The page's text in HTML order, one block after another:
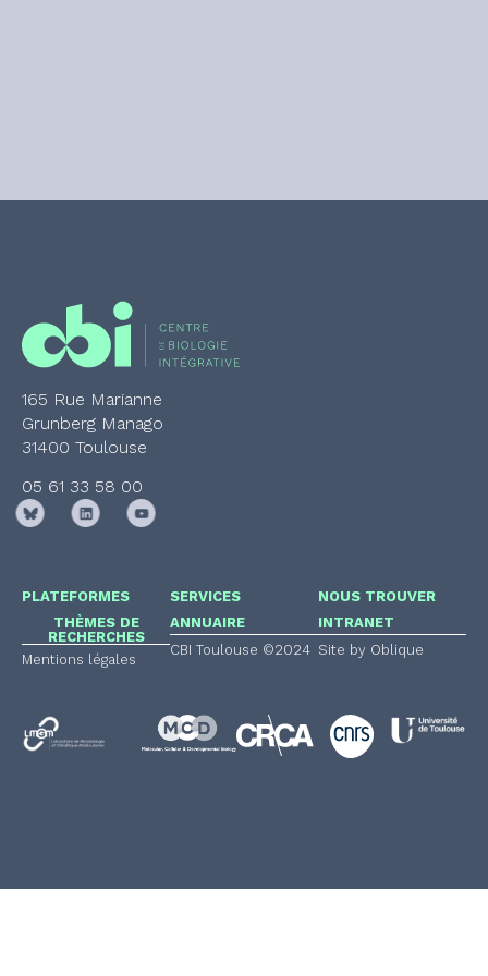
165 Rue Marianne
Grunberg Manago
31400 Toulouse
05 61 33 58 00
PLATEFORMES
THÈMES DE
RECHERCHES
Mentions légales
SERVICES
ANNUAIRE
CBI Toulouse ©2024
NOUS TROUVER
INTRANET
Site by Oblique